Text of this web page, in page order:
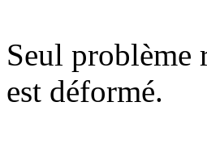
Seul problème
est déformé.